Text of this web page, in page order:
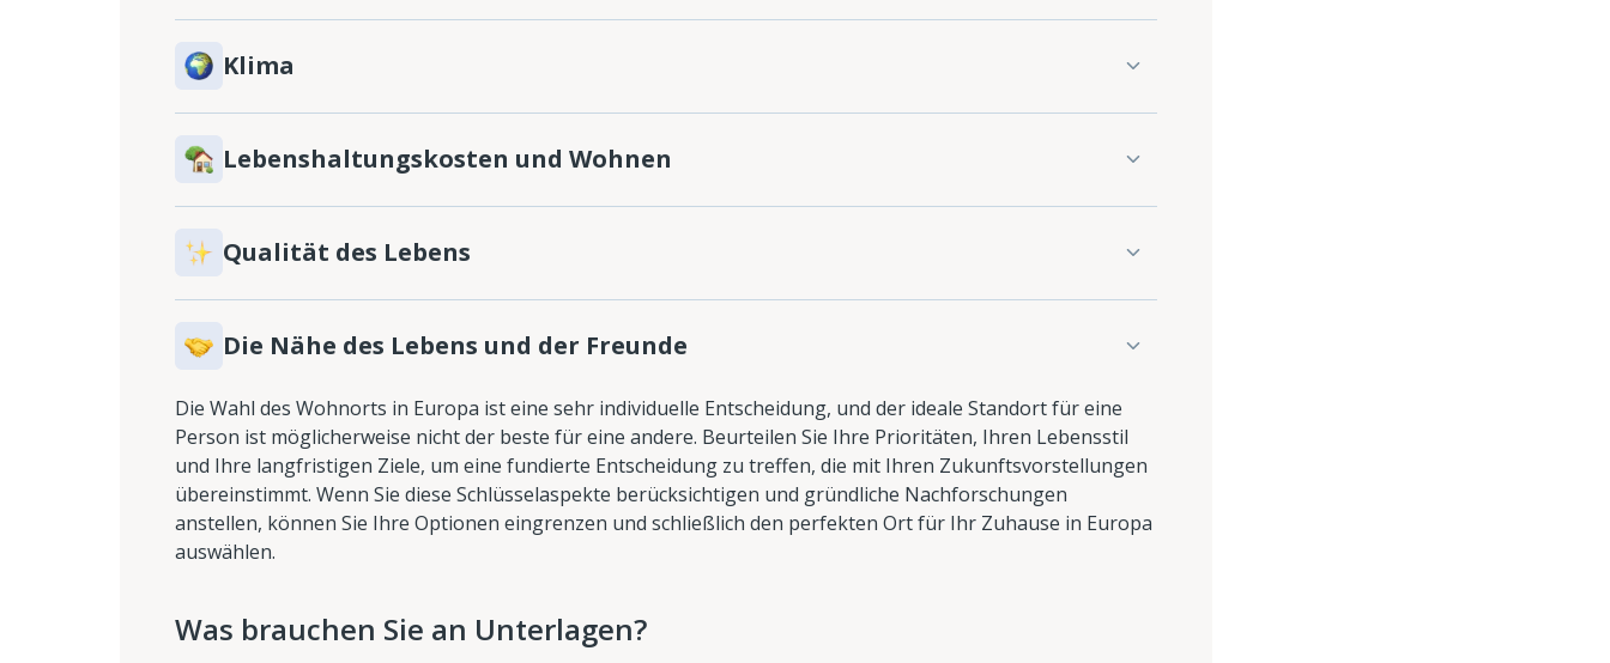
Klima
Lebenshaltungskosten und Wohnen
Qualität des Lebens
Die Nähe des Lebens und der Freunde
Die Wahl des Wohnorts in Europa ist eine sehr individuelle Entscheidung, und der ideale Standort für eine
Person ist möglicherweise nicht der beste für eine andere. Beurteilen Sie Ihre Prioritäten, Ihren Lebensstil
und Ihre langfristigen Ziele, um eine fundierte Entscheidung zu treffen, die mit Ihren Zukunftsvorstellungen
übereinstimmt. Wenn Sie diese Schlüsselaspekte berücksichtigen und gründliche Nachforschungen
anstellen, können Sie Ihre Optionen eingrenzen und schließlich den perfekten Ort für Ihr Zuhause in Europa
auswählen.
Was brauchen Sie an Unterlagen?